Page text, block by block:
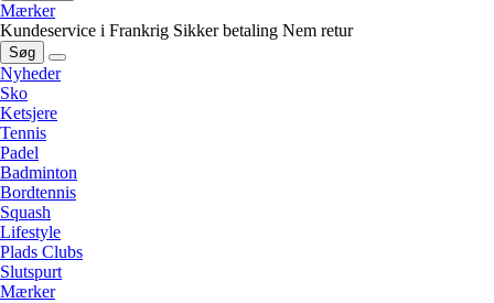
Mærker
Kundeservice i Frankrig Sikker betaling Nem retur
Søg
Nyheder
Sko
Ketsjere
Tennis
Padel
Badminton
Bordtennis
Squash
Lifestyle
Plads Clubs
Slutspurt
Mærker